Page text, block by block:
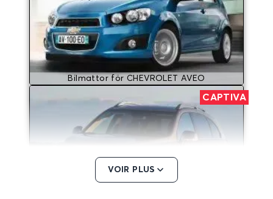
Bilmattor för CHEVROLET AVEO
CAPTIVA
VOIR PLUS